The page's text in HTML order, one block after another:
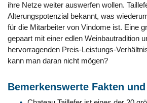
ihre Netze weiter auswerfen wollen.
Alterungspotenzial bekannt, was
für die Mitarbeiter von Vindome ist. Eine
gepaart mit einer edlen Weinbautradition
hervorragenden Preis-Leistungs-
kann man daran nicht mögen?
Bemerkenswerte Fakten